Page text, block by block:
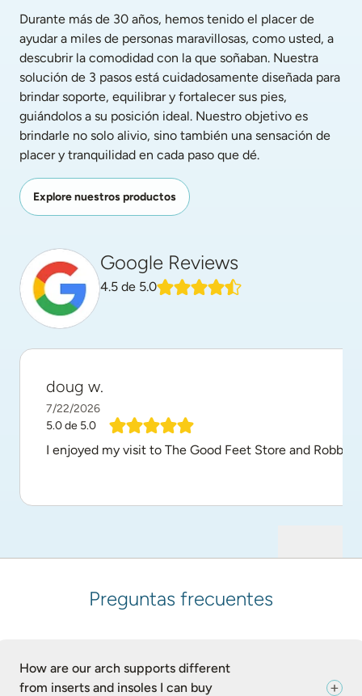
Durante más de 30 años, hemos tenido el placer de
ayudar a miles de personas maravillosas, como usted, a
descubrir la comodidad con la que soñaban. Nuestra
solución de 3 pasos está cuidadosamente diseñada para
brindar soporte, equilibrar y fortalecer sus pies,
guiándolos a su posición ideal. Nuestro objetivo es
brindarle no solo alivio, sino también una sensación de
placer y tranquilidad en cada paso que dé.
Explore nuestros productos
Google Reviews
4.5 de 5.0
doug w.
7/22/2026
5.0de 5.0
I enjoyed my visit to The Good Feet Store and
Preguntas frecuentes
How are our arch supports different
from inserts and insoles I can buy